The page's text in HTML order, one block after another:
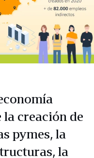
la creación de
pymes, la
la